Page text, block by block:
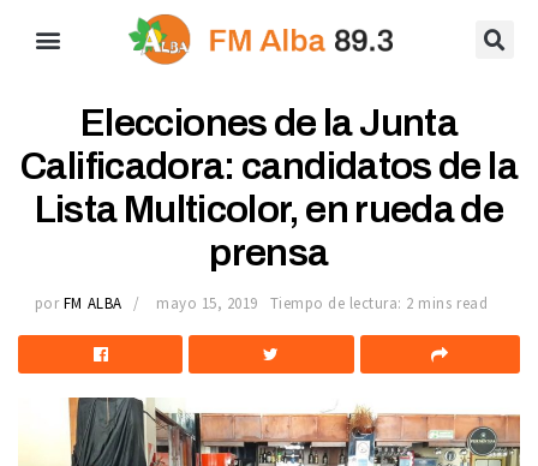
Elecciones de la Junta
Calificadora: candidatos de la
Lista Multicolor, en rueda de
prensa
por FM ALBA mayo 15, 2019 Tiempo de lectura: 2 mins read